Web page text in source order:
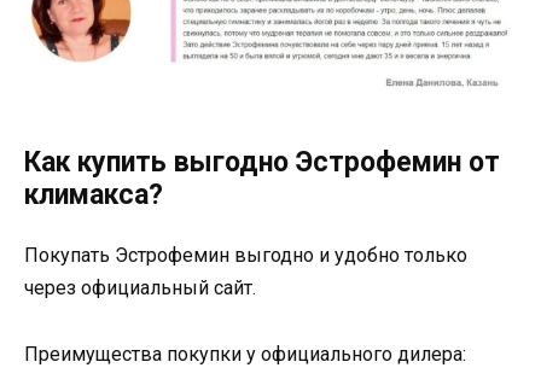
Как купить выгодно Эстрофемин от
климакса?
Покупать Эстрофемин выгодно и удобно только
через официальный сайт.
Преимущества покупки у официального дилера: